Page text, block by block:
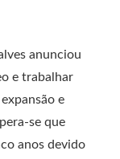
anunciou
e trabalhar
e
se que
anos devido